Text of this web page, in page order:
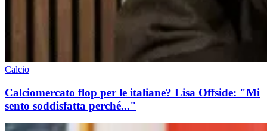
Calcio
Calciomercato flop per le italiane? Lisa Offside: "Mi
sento soddisfatta perché..."